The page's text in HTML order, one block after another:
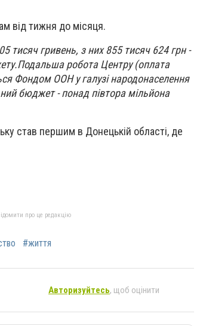
від тижня до місяця.
тисяч гривень, з них 855 тисяч 624 грн -
робота Центру (оплата
Фондом ООН у галузі народонаселення
бюджет - понад півтора мільйона
став першим в Донецькій області, де
про це редакцію
#життя
Авторизуйтесь, щоб оцінити